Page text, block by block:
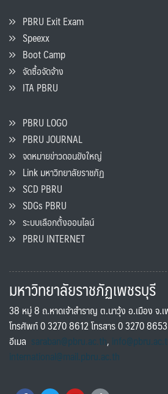
PBRU Exit Exam
Speexx
Boot Camp
จัดซื้อจัดจ้าง
ITA PBRU
PBRU LOGO
PBRU JOURNAL
จดหมายข่าวดอนขังใหญ่
Link มหาวิทยาลัยราชภัฏ
SCD PBRU
SDGs PBRU
ระบบเลือกตั้งออนไลน์
PBRU INTERNET
มหาวิทยาลัยราชภัฏเพชรบุรี
38 หมู่ 8 ถ.หาดเจ้าสำราญ ต.นาวุ้ง อ.เมือง จ.
โทรศัพท์ 0 3270 8612 โทรสาร 0 3270 8653
อีเมล saraban@pbru.ac.th,
international@mail.pbru.ac.th